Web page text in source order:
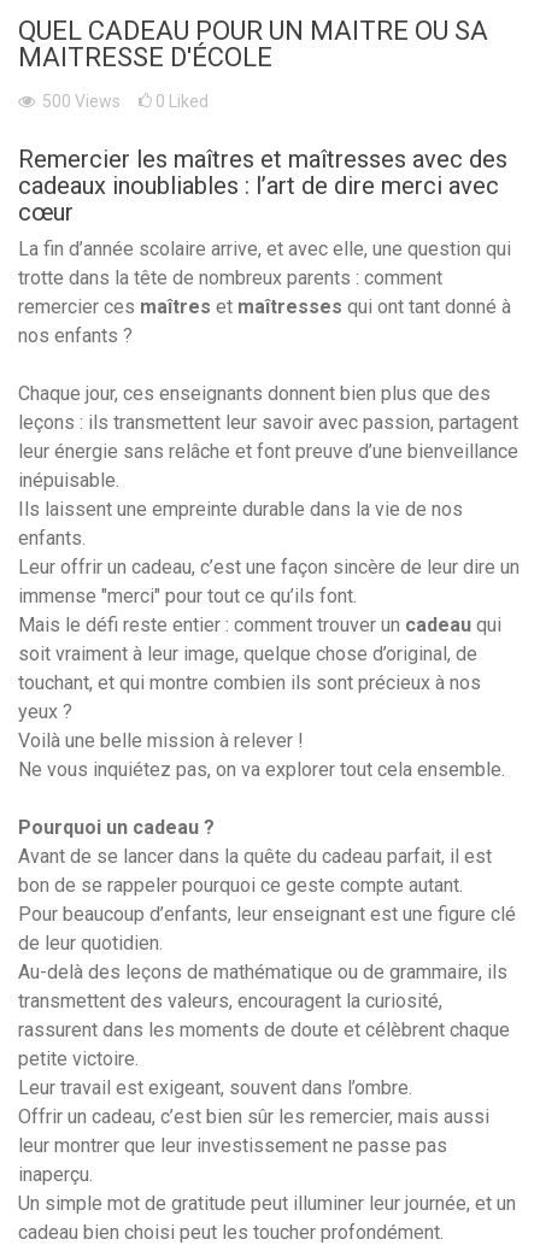
QUEL CADEAU POUR UN MAITRE OU SA
MAITRESSE D'ÉCOLE
500 Views 0 Liked
Remercier les maîtres et maîtresses avec des
cadeaux inoubliables : l’art de dire merci avec
cœur
La fin d’année scolaire arrive, et avec elle, une question qui
trotte dans la tête de nombreux parents : comment
remercier ces maîtres et maîtresses qui ont tant donné à
nos enfants ?
Chaque jour, ces enseignants donnent bien plus que des
leçons : ils transmettent leur savoir avec passion, partagent
leur énergie sans relâche et font preuve d’une bienveillance
inépuisable.
Ils laissent une empreinte durable dans la vie de nos
enfants.
Leur offrir un cadeau, c’est une façon sincère de leur dire un
immense "merci" pour tout ce qu’ils font.
Mais le défi reste entier : comment trouver un cadeau qui
soit vraiment à leur image, quelque chose d’original, de
touchant, et qui montre combien ils sont précieux à nos
yeux ?
Voilà une belle mission à relever !
Ne vous inquiétez pas, on va explorer tout cela ensemble.
Pourquoi un cadeau ?
Avant de se lancer dans la quête du cadeau parfait, il est
bon de se rappeler pourquoi ce geste compte autant.
Pour beaucoup d’enfants, leur enseignant est une figure clé
de leur quotidien.
Au-delà des leçons de mathématique ou de grammaire, ils
transmettent des valeurs, encouragent la curiosité,
rassurent dans les moments de doute et célèbrent chaque
petite victoire.
Leur travail est exigeant, souvent dans l’ombre.
Offrir un cadeau, c’est bien sûr les remercier, mais aussi
leur montrer que leur investissement ne passe pas
inaperçu.
Un simple mot de gratitude peut illuminer leur journée, et un
cadeau bien choisi peut les toucher profondément.